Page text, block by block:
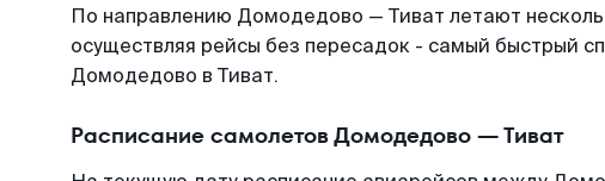
По направлению Домодедово — Тиват летают
осуществляя рейсы без пересадок - самый быстрый
Домодедово в Тиват.
Расписание самолетов Домодедово — Тиват